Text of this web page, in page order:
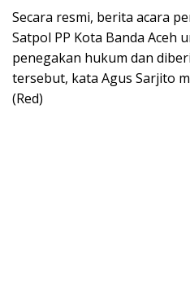
Secara resmi, berita acara
Satpol PP Kota Banda Aceh
penegakan hukum dan
tersebut, kata Agus Sarjito
(Red)